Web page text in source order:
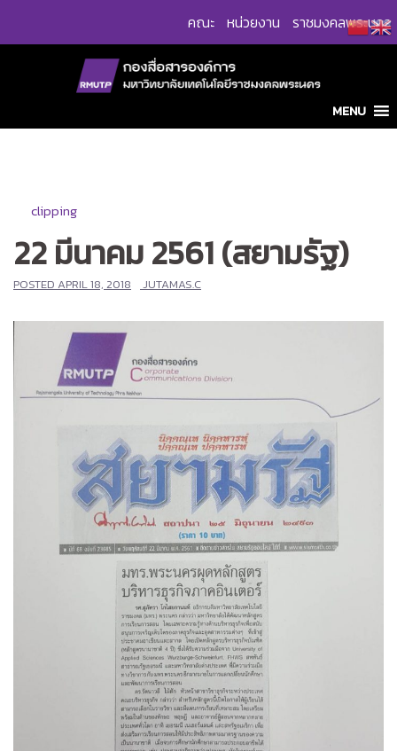
คณะ หน่วยงาน ราชมงคลพระนคร
MENU
clipping
22 มีนาคม 2561 (สยามรัฐ)
POSTED APRIL 18, 2018 JUTAMAS.C